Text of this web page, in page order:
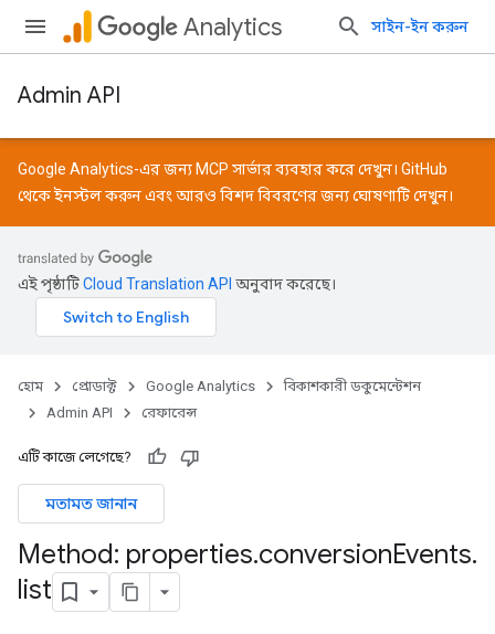
Analytics সাইন-ইন করুন
Admin API
Google Analytics-এর জন্য MCP সার্ভার ব্যবহার করে দেখুন। GitHub
থেকে ইনস্টল করুন এবং আরও বিশদ বিবরণের জন্যঘোষণাটিদেখুন।
এই পৃষ্ঠাটিCloud Translation API অনুবাদ করেছে।
হোম প্রোডাক্ট Google Analytics
বিকাশকারী ডকুমেন্টেশন
Admin API
রেফারেন্স
এটি কাজে লেগেছে?
মতামত জানান
Method: properties.conversionEvents.
list